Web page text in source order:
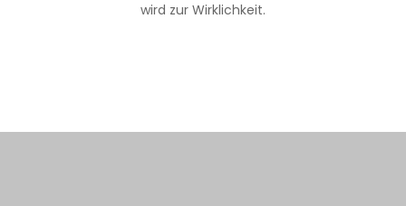
wird zur Wirklichkeit.